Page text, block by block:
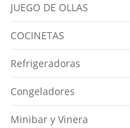
JUEGO DE OLLAS
COCINETAS
Refrigeradoras
Congeladores
Minibar y Vinera